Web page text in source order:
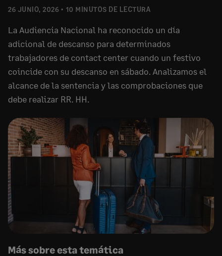
26 JUNIO, 2026 10 MINUTOS DE LECTURA
La Audiencia Nacional ha reconocido un día
adicional de descanso para determinados
trabajadores de contact center cuando un festivo
coincide con su descanso en sábado. Analizamos el
alcance de la sentencia y las comprobaciones que
debe realizar RR. HH.
Más sobre esta temática